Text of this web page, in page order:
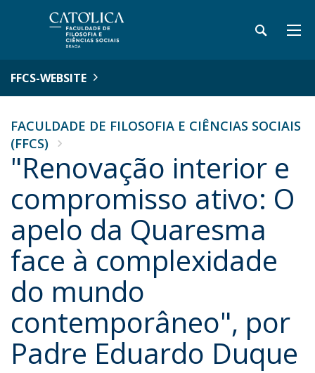
FFCS-WEBSITE
FACULDADE DE FILOSOFIA E CIÊNCIAS SOCIAIS
(FFCS)
"Renovação interior e
compromisso ativo: O
apelo da Quaresma
face à complexidade
do mundo
contemporâneo", por
Padre Eduardo Duque